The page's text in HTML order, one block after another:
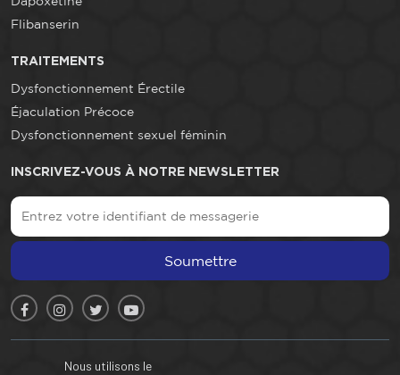
Flibanserin
TRAITEMENTS
Dysfonctionnement Érectile
Éjaculation Précoce
Dysfonctionnement sexuel féminin
INSCRIVEZ-VOUS À NOTRE NEWSLETTER
Soumettre
Nous utilisons le